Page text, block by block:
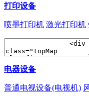
打印设备
喷墨打印机 激光打印机
电器设备
普通电视设备(电视机)